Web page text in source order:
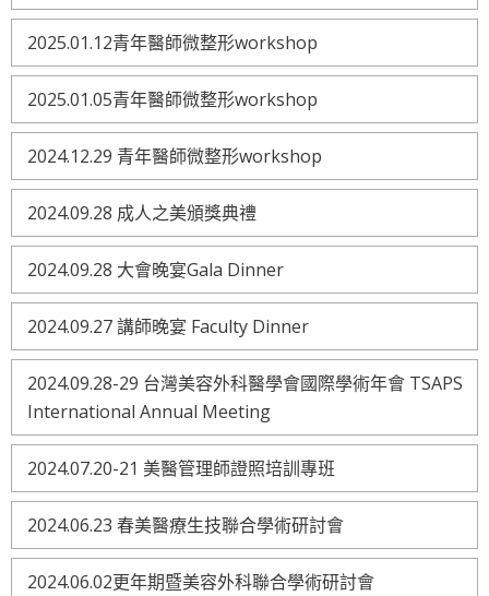
2025.01.12青年醫師微整形workshop
2025.01.05青年醫師微整形workshop
2024.12.29 青年醫師微整形workshop
2024.09.28 成人之美頒獎典禮
2024.09.28 大會晚宴Gala Dinner
2024.09.27 講師晚宴 Faculty Dinner
2024.09.28-29 台灣美容外科醫學會國際學術年會 TSAPS
International Annual Meeting
2024.07.20-21 美醫管理師證照培訓專班
2024.06.23 春美醫療生技聯合學術研討會
2024.06.02更年期暨美容外科聯合學術研討會